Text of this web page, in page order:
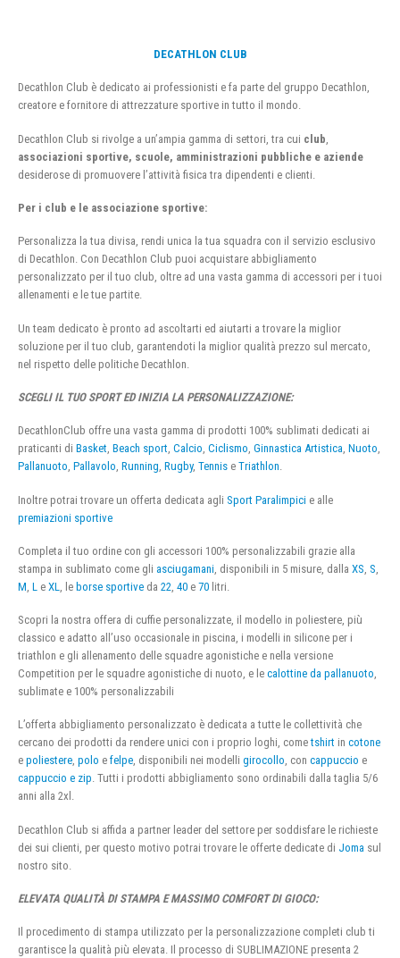
DECATHLON CLUB
Decathlon Club è dedicato ai professionisti e fa parte del gruppo Decathlon,
creatore e fornitore di attrezzature sportive in tutto il mondo.
Decathlon Club si rivolge a un’ampia gamma di settori, tra cui club
associazioni sportive, scuole, amministrazioni pubbliche e aziende
desiderose di promuovere l’attività fisica tra dipendenti e clienti.
Per i club e le associazione sportive:
Personalizza la tua divisa, rendi unica la tua squadra con il servizio esclusivo
di Decathlon. Con Decathlon Club puoi acquistare abbigliamento
personalizzato per il tuo club, oltre ad una vasta gamma di accessori per i tuoi
allenamenti e le tue partite.
Un team dedicato è pronto ad ascoltarti ed aiutarti a trovare la miglior
soluzione per il tuo club, garantendoti la miglior qualità prezzo sul mercato,
nel rispetto delle politiche Decathlon.
SCEGLI IL TUO SPORT ED INIZIA LA PERSONALIZZAZIONE:
DecathlonClub offre una vasta gamma di prodotti 100% sublimati dedicati ai
praticanti di Basket, Beach sport, Calcio, Ciclismo, Ginnastica Artistica, Nuoto,
Pallanuoto, Pallavolo, Running, Rugby, Tennis e Triathlon.
Inoltre potrai trovare un offerta dedicata agli Sport Paralimpici e alle
premiazioni sportive
Completa il tuo ordine con gli accessori 100% personalizzabili grazie alla
stampa in sublimato come gli asciugamani , disponibili in 5 misure, dalla XS S
M L e XL , le borse sportive da 22 40 e 70 litri.
Scopri la nostra offera di cuffie personalizzate, il modello in poliestere, più
classico e adatto all’uso occasionale in piscina, i modelli in silicone per i
triathlon e gli allenamento delle squadre agonistiche e nella versione
Competition per le squadre agonistiche di nuoto, e le calottine da pallanuoto,
sublimate e 100% personalizzabili
L’offerta abbigliamento personalizzato è dedicata a tutte le collettività che
cercano dei prodotti da rendere unici con i proprio loghi, cometshirt in cotone
e poliestere, polo e felpe, disponibili nei modelli girocollo, con cappuccio e
cappuccio e zip. Tutti i prodotti abbigliamento sono ordinabili dalla taglia 5/6
anni alla 2xl.
Decathlon Club si affida a partner leader del settore per soddisfare le richieste
dei sui clienti, per questo motivo potrai trovare le offerte dedicate di Joma sul
nostro sito.
ELEVATA QUALITÀ DI STAMPA E MASSIMO COMFORT DI GIOCO:
Il procedimento di stampa utilizzato per la personalizzazione completi club ti
garantisce la qualità più elevata. Il processo di SUBLIMAZIONE presenta 2